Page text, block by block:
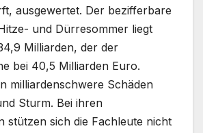
ausgewertet. Der bezifferbare
und Dürresommer liegt
Milliarden, der der
bei 40,5 Milliarden Euro.
milliardenschwere Schäden
Sturm. Bei ihren
stützen sich die Fachleute nicht